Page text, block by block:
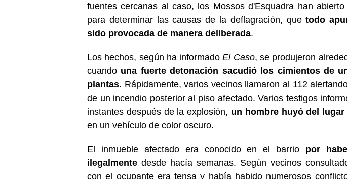
fuentes cercanas al caso, los Mossos d'Esquadra han
para determinar las causas de la deflagración, quetodo
sido provocada de manera deliberada.
Los hechos, según ha informadoEl Caso, se produjeron
cuando una fuerte detonación sacudió los cimientos de
plantas. Rápidamente, varios vecinos llamaron al 112
de un incendio posterior al piso afectado. Varios testigos
instantes después de la explosión, un hombre huyó del
en un vehículo de color oscuro.
El inmueble afectado era conocido en el barrio por
ilegalmente desde hacía semanas. Según vecinos
con el ocupante era tensa y había habido numerosos